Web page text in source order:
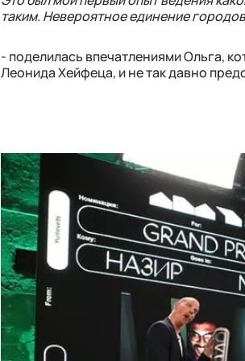
таким. Невероятное единение
- поделилась впечатлениями Ольга,
Леонида Хейфеца, и не так давно